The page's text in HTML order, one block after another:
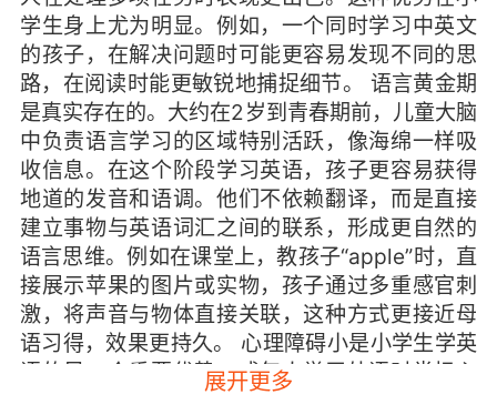
学生身上尤为明显。例如，一个同时学习中英文
的孩子，在解决问题时可能更容易发现不同的思
路，在阅读时能更敏锐地捕捉细节。 语言黄金期
是真实存在的。大约在2岁到青春期前，儿童大脑
中负责语言学习的区域特别活跃，像海绵一样吸
收信息。在这个阶段学习英语，孩子更容易获得
地道的发音和语调。他们不依赖翻译，而是直接
建立事物与英语词汇之间的联系，形成更自然的
语言思维。例如在课堂上，教孩子“apple”时，直
接展示苹果的图片或实物，孩子通过多重感官刺
激，将声音与物体直接关联，这种方式更接近母
语习得，效果更持久。 心理障碍小是小学生学英
语的另一个重要优势。成年人学习外语时常担心
犯错、怕“丢面子”，但小学生没有这种负担。他
展开更多